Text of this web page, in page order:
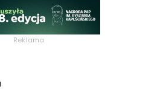
Reklama